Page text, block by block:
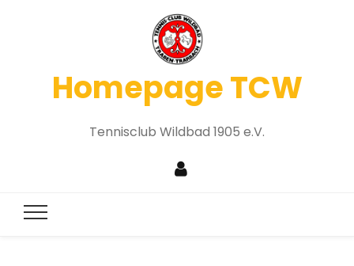
Homepage TCW
Tennisclub Wildbad 1905 e.V.